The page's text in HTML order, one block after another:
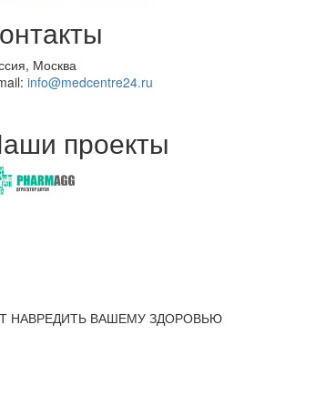
Москва
info@medcentre24.ru
проекты
НАВРЕДИТЬ ВАШЕМУ ЗДОРОВЬЮ